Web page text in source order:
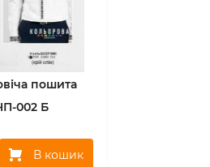
пошита
002 Б
В кошик